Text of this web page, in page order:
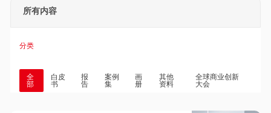
所有内容
分类
全
部
白皮
书
报
告
案例
集
画
册
其他
资料
全球商业创新
大会